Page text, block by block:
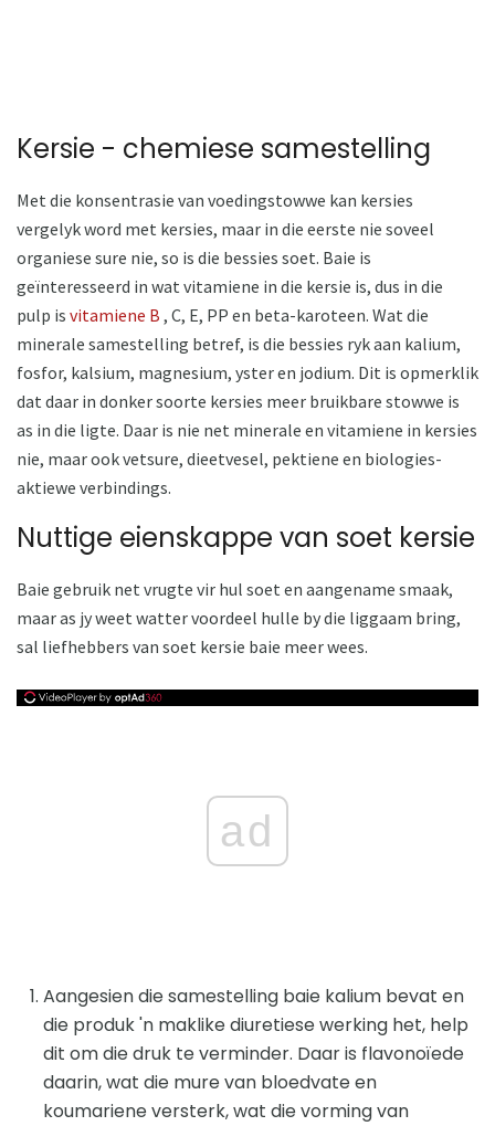
Kersie - chemiese samestelling
Met die konsentrasie van voedingstowwe kan kersies
vergelyk word met kersies, maar in die eerste nie soveel
organiese sure nie, so is die bessies soet. Baie is
geïnteresseerd in wat vitamiene in die kersie is, dus in die
pulp is vitamiene B , C, E, PP en beta-karoteen. Wat die
minerale samestelling betref, is die bessies ryk aan kalium,
fosfor, kalsium, magnesium, yster en jodium. Dit is opmerklik
dat daar in donker soorte kersies meer bruikbare stowwe is
as in die ligte. Daar is nie net minerale en vitamiene in kersies
nie, maar ook vetsure, dieetvesel, pektiene en biologies-
aktiewe verbindings.
Nuttige eienskappe van soet kersie
Baie gebruik net vrugte vir hul soet en aangename smaak,
maar as jy weet watter voordeel hulle by die liggaam bring,
sal liefhebbers van soet kersie baie meer wees.
ad
Aangesien die samestelling baie kalium bevat en
die produk 'n maklike diuretiese werking het, help
dit om die druk te verminder. Daar is flavonoïede
daarin, wat die mure van bloedvate en
koumariene versterk, wat die vorming van